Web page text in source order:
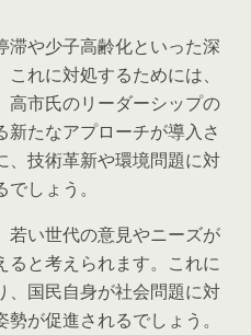
滞や少子高齢化といった深
れに対処するためには、
高市氏のリーダーシップの
たなアプローチが導入さ
、技術革新や環境問題に対
しょう。
若い世代の意見やニーズが
ると考えられます。これに
、国民自身が社会問題に対
が促進されるでしょう。